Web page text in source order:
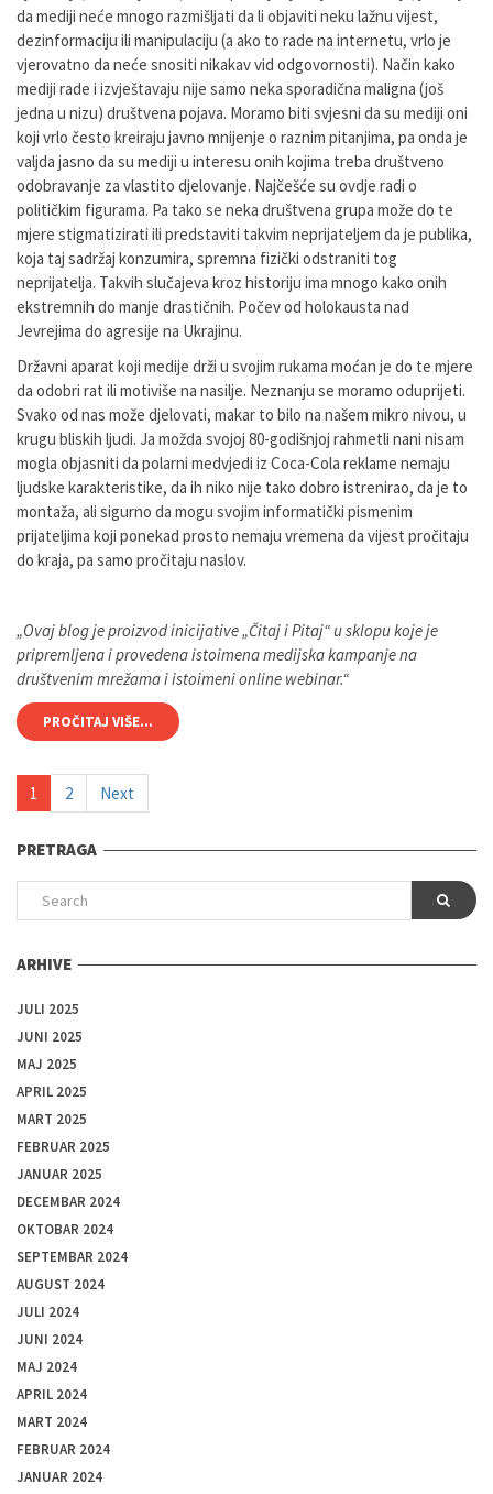
da mediji neće mnogo razmišljati da li objaviti neku lažnu vijest,
dezinformaciju ili manipulaciju (a ako to rade na internetu, vrlo je
vjerovatno da neće snositi nikakav vid odgovornosti). Način kako
mediji rade i izvještavaju nije samo neka sporadična maligna (još
jedna u nizu) društvena pojava. Moramo biti svjesni da su mediji oni
koji vrlo često kreiraju javno mnijenje o raznim pitanjima, pa onda je
valjda jasno da su mediji u interesu onih kojima treba društveno
odobravanje za vlastito djelovanje. Najčešće su ovdje radi o
političkim figurama. Pa tako se neka društvena grupa može do te
mjere stigmatizirati ili predstaviti takvim neprijateljem da je publika,
koja taj sadržaj konzumira, spremna fizički odstraniti tog
neprijatelja. Takvih slučajeva kroz historiju ima mnogo kako onih
ekstremnih do manje drastičnih. Počev od holokausta nad
Jevrejima do agresije na Ukrajinu.
Državni aparat koji medije drži u svojim rukama moćan je do te mjere
da odobri rat ili motiviše na nasilje. Neznanju se moramo oduprijeti.
Svako od nas može djelovati, makar to bilo na našem mikro nivou, u
krugu bliskih ljudi. Ja možda svojoj 80-godišnjoj rahmetli nani nisam
mogla objasniti da polarni medvjedi iz Coca-Cola reklame nemaju
ljudske karakteristike, da ih niko nije tako dobro istrenirao, da je to
montaža, ali sigurno da mogu svojim informatički pismenim
prijateljima koji ponekad prosto nemaju vremena da vijest pročitaju
do kraja, pa samo pročitaju naslov.
„Ovaj blog je proizvod inicijative „Čitaj i Pitaj“ u sklopu koje je
pripremljena i provedena istoimena medijska kampanje na
društvenim mrežama i istoimeni online webinar.“
PROČITAJ VIŠE...
1 2 Next
PRETRAGA
ARHIVE
JULI 2025
JUNI 2025
MAJ 2025
APRIL 2025
MART 2025
FEBRUAR 2025
JANUAR 2025
DECEMBAR 2024
OKTOBAR 2024
SEPTEMBAR 2024
AUGUST 2024
JULI 2024
JUNI 2024
MAJ 2024
APRIL 2024
MART 2024
FEBRUAR 2024
JANUAR 2024